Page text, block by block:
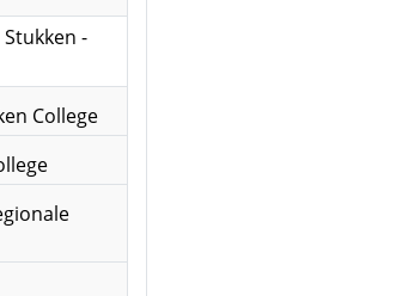
-
College